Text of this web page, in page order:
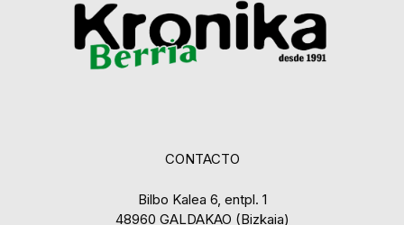
CONTACTO
Bilbo Kalea 6, entpl. 1
48960 GALDAKAO (Bizkaia)